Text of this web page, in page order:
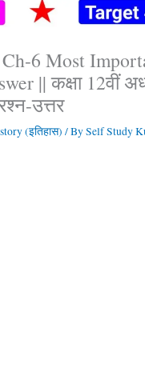
6 Most
|| कक्षा 12वीं
उत्तर
(इतिहास) / BySelf Study